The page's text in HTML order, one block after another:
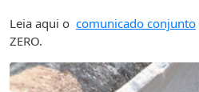
Leia aqui o comunicado conjunto
ZERO.